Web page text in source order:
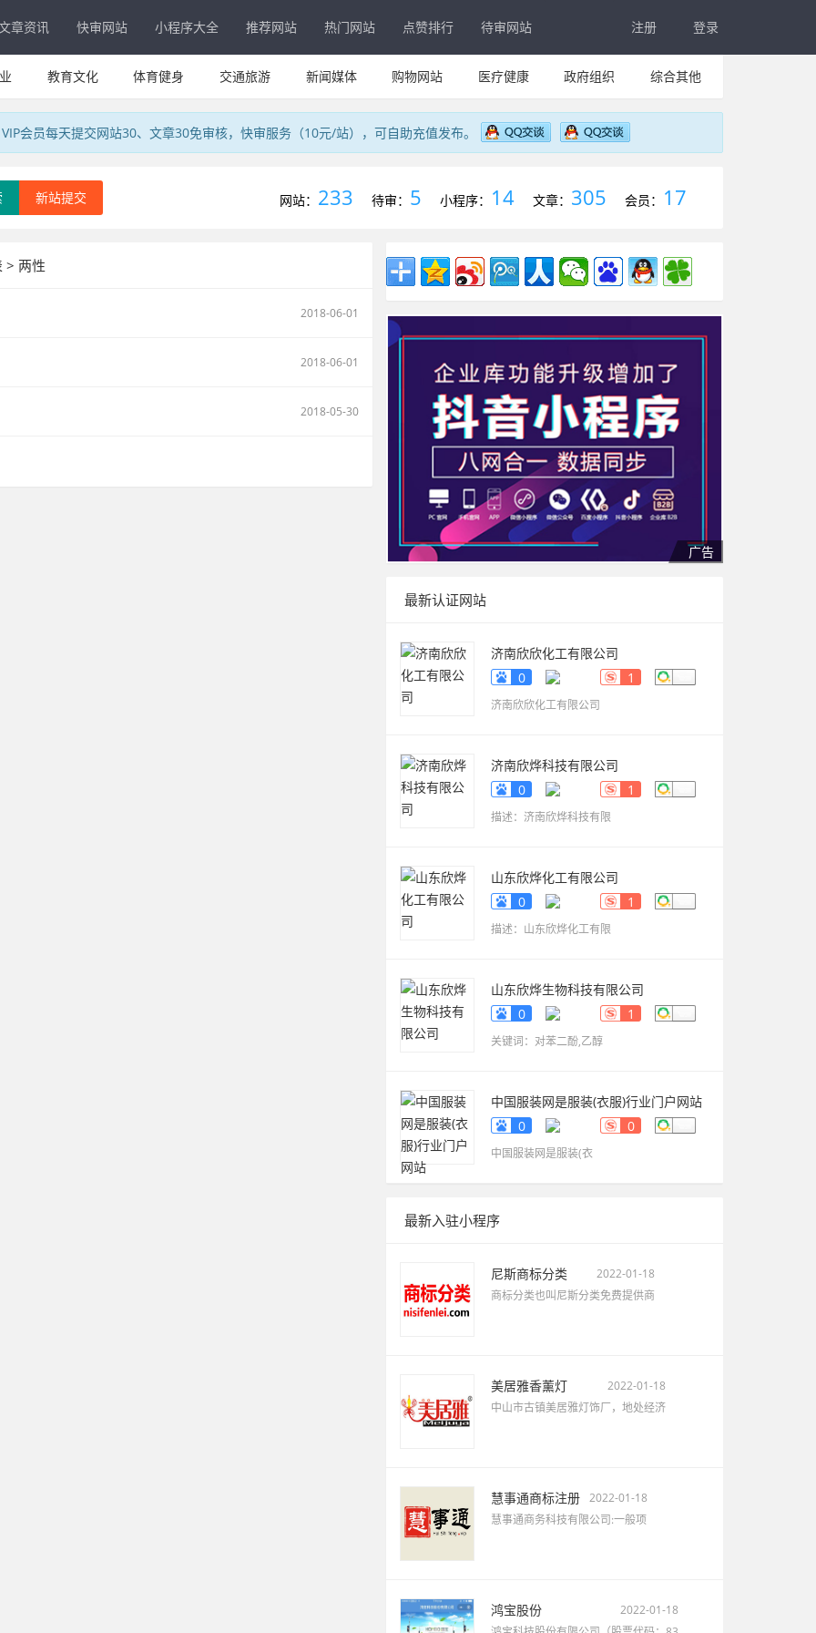
章资讯 快审网站 小程序大全 推荐网站 热门网站 点赞排行 待审网站 注册 登录
教育文化 体育健身 交通旅游 新闻媒体 购物网站 医疗健康 政府组织 综合其他
会员每天提交网站30、文章30免审核，快审服务（10元/站），可自助充值发布。
新站提交 网站： 233 待审： 5 小程序： 14 文章： 305 会员： 17
> 两性
2018-06-01
2018-06-01
2018-05-30
最新认证网站
济南欣欣化工有限公司
www.sdyueqian.cn
0 1
济南欣欣化工有限公司
济南欣烨科技有限公司
www.sdkaikai.cn
0 1
描述：济南欣烨科技有限
山东欣烨化工有限公司
www.sdxinyechem.cn
0 1
描述：山东欣烨化工有限
山东欣烨生物科技有限公司
www.sdxinyekeji.cn
0 1
关键词：对苯二酚,乙醇
中国服装网是服装(衣服)行业门户网站
fuzhuang.qiyeku.cn
0 0
中国服装网是服装(衣
最新入驻小程序
尼斯商标分类
2022-01-18
商标分类也叫尼斯分类免费提供商
美居雅香薰灯
2022-01-18
中山市古镇美居雅灯饰厂，地处经济
慧事通商标注册 2022-01-18
慧事通商务科技有限公司:一般项
鸿宝股份
2022-01-18